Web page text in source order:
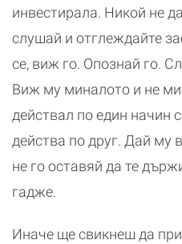
инвестирала. Никой не
слушай и отглеждайте
се, виж го. Опознай го.
Виж му миналото и не
действал по един начин
действа по друг. Дай му
не го оставяй да те
гадже.
Иначе ще свикнеш да